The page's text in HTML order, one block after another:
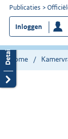
U
bent
nu
hier:
Publicaties
Inloggen
Home